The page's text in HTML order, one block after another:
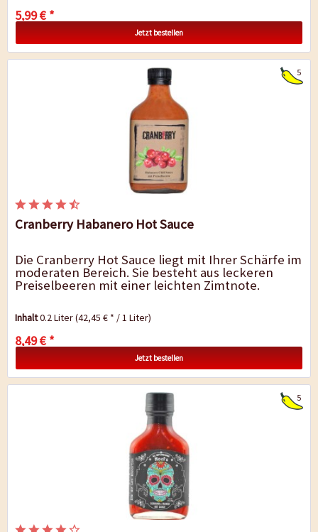
5,99 € *
Jetzt bestellen
5
Cranberry Habanero Hot Sauce
Die Cranberry Hot Sauce liegt mit Ihrer Schärfe im
moderaten Bereich. Sie besteht aus leckeren
Preiselbeeren mit einer leichten Zimtnote.
Inhalt0.2 Liter(42,45 € * / 1 Liter)
8,49 € *
Jetzt bestellen
5